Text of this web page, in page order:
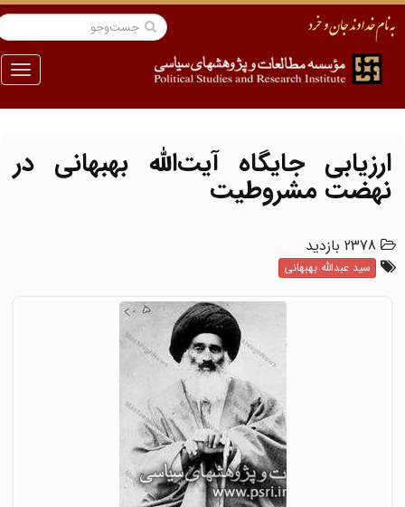
منو
ارزیابی جایگاه آیت‌الله بهبهانی در
نهضت مشروطیت
2378 بازدید
سید عبدالله بهبهانی